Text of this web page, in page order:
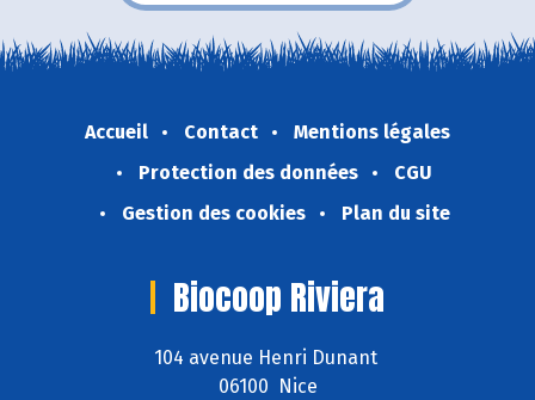
Accueil Contact
Mentions légales
Protection des données
CGU
Gestion des cookies
Plan du site
Biocoop Riviera
104 avenue Henri Dunant
06100 Nice